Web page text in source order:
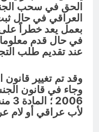
الحق في سحب
العراقي في حال
بعمل يعد خطراً على
في حال قدم
عند تقديم طلب
وقد تم تغيير قانون
لأب عراقي أو لام